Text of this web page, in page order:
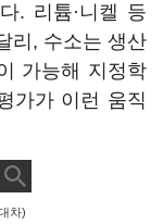
. 리튬·니켈 등
리, 수소는 생산
가능해 지정학
가가 이런 움직
차)